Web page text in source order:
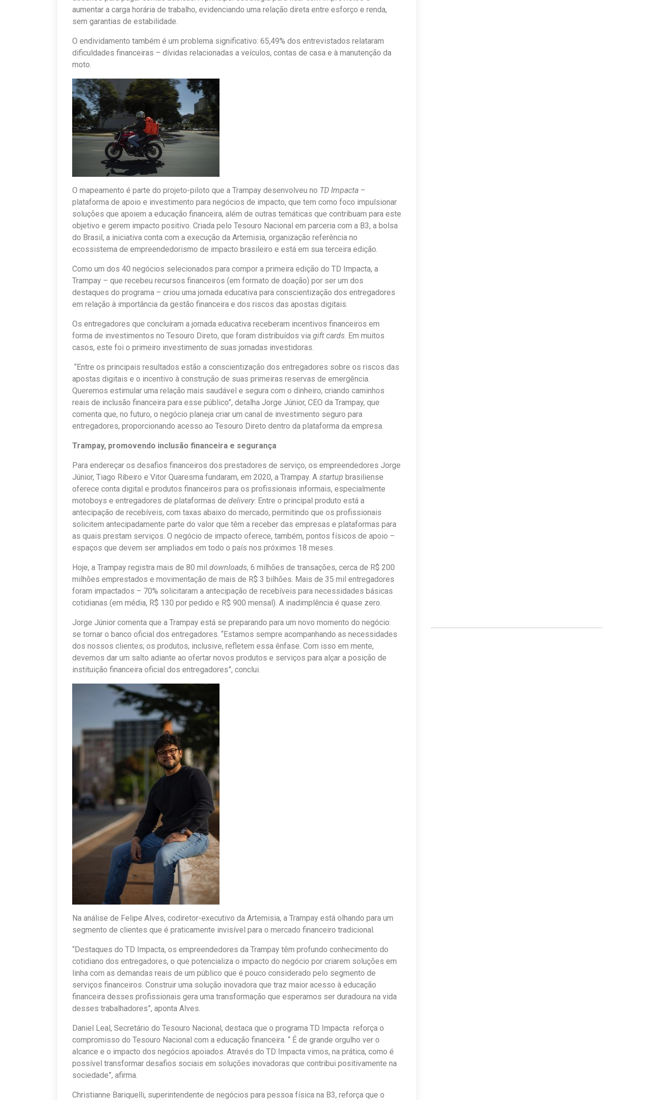
aumentar a carga horária de trabalho, evidenciando uma relação direta entre esforço e renda,
sem garantias de estabilidade.
O endividamento também é um problema significativo: 65,49% dos entrevistados relataram
dificuldades financeiras – dívidas relacionadas a veículos, contas de casa e à manutenção da
moto.
O mapeamento é parte do projeto-piloto que a Trampay desenvolveu no TD Impacta –
plataforma de apoio e investimento para negócios de impacto, que tem como foco impulsionar
soluções que apoiem a educação financeira, além de outras temáticas que contribuam para este
objetivo e gerem impacto positivo. Criada pelo Tesouro Nacional em parceria com a B3, a bolsa
do Brasil, a iniciativa conta com a execução da Artemisia, organização referência no
ecossistema de empreendedorismo de impacto brasileiro e está em sua terceira edição.
Como um dos 40 negócios selecionados para compor a primeira edição do TD Impacta, a
Trampay – que recebeu recursos financeiros (em formato de doação) por ser um dos
destaques do programa – criou uma jornada educativa para conscientização dos entregadores
em relação à importância da gestão financeira e dos riscos das apostas digitais.
Os entregadores que concluíram a jornada educativa receberam incentivos financeiros em
forma de investimentos no Tesouro Direto, que foram distribuídos via gift cards. Em muitos
casos, este foi o primeiro investimento de suas jornadas investidoras.
“Entre os principais resultados estão a conscientização dos entregadores sobre os riscos das
apostas digitais e o incentivo à construção de suas primeiras reservas de emergência.
Queremos estimular uma relação mais saudável e segura com o dinheiro, criando caminhos
reais de inclusão financeira para esse público”, detalha Jorge Júnior, CEO da Trampay, que
comenta que, no futuro, o negócio planeja criar um canal de investimento seguro para
entregadores, proporcionando acesso ao Tesouro Direto dentro da plataforma da empresa.
Trampay, promovendo inclusão financeira e segurança
Para endereçar os desafios financeiros dos prestadores de serviço, os empreendedores Jorge
Júnior, Tiago Ribeiro e Vitor Quaresma fundaram, em 2020, a Trampay. A startup brasiliense
oferece conta digital e produtos financeiros para os profissionais informais, especialmente
motoboys e entregadores de plataformas de delivery. Entre o principal produto está a
antecipação de recebíveis, com taxas abaixo do mercado, permitindo que os profissionais
solicitem antecipadamente parte do valor que têm a receber das empresas e plataformas para
as quais prestam serviços. O negócio de impacto oferece, também, pontos físicos de apoio –
espaços que devem ser ampliados em todo o país nos próximos 18 meses.
Hoje, a Trampay registra mais de 80 mil downloads, 6 milhões de transações, cerca de R$ 200
milhões emprestados e movimentação de mais de R$ 3 bilhões. Mais de 35 mil entregadores
foram impactados – 70% solicitaram a antecipação de recebíveis para necessidades básicas
cotidianas (em média, R$ 130 por pedido e R$ 900 mensal). A inadimplência é quase zero.
Jorge Júnior comenta que a Trampay está se preparando para um novo momento do negócio:
se tornar o banco oficial dos entregadores. “Estamos sempre acompanhando as necessidades
dos nossos clientes; os produtos, inclusive, refletem essa ênfase. Com isso em mente,
devemos dar um salto adiante ao ofertar novos produtos e serviços para alçar a posição de
instituição financeira oficial dos entregadores”, conclui.
Na análise de Felipe Alves, codiretor-executivo da Artemisia, a Trampay está olhando para um
segmento de clientes que é praticamente invisível para o mercado financeiro tradicional.
“Destaques do TD Impacta, os empreendedores da Trampay têm profundo conhecimento do
cotidiano dos entregadores, o que potencializa o impacto do negócio por criarem soluções em
linha com as demandas reais de um público que é pouco considerado pelo segmento de
serviços financeiros. Construir uma solução inovadora que traz maior acesso à educação
financeira desses profissionais gera uma transformação que esperamos ser duradoura na vida
desses trabalhadores”, aponta Alves.
Daniel Leal, Secretário do Tesouro Nacional, destaca que o programa TD Impacta reforça o
compromisso do Tesouro Nacional com a educação financeira. “ É de grande orgulho ver o
alcance e o impacto dos negócios apoiados. Através do TD Impacta vimos, na prática, como é
possível transformar desafios sociais em soluções inovadoras que contribui positivamente na
sociedade”, afirma.
Christianne Bariquelli, superintendente de negócios para pessoa física na B3, reforça que o